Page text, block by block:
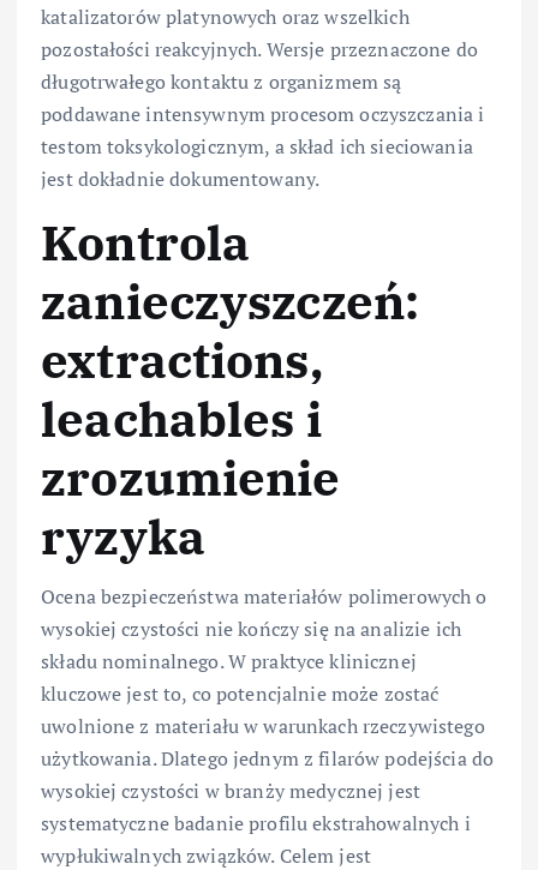
katalizatorów platynowych oraz wszelkich
pozostałości reakcyjnych. Wersje przeznaczone do
długotrwałego kontaktu z organizmem są
poddawane intensywnym procesom oczyszczania i
testom toksykologicznym, a skład ich sieciowania
jest dokładnie dokumentowany.
Kontrola
zanieczyszczeń:
extractions,
leachables i
zrozumienie
ryzyka
Ocena bezpieczeństwa materiałów polimerowych o
wysokiej czystości nie kończy się na analizie ich
składu nominalnego. W praktyce klinicznej
kluczowe jest to, co potencjalnie może zostać
uwolnione z materiału w warunkach rzeczywistego
użytkowania. Dlatego jednym z filarów podejścia do
wysokiej czystości w branży medycznej jest
systematyczne badanie profilu ekstrahowalnych i
wypłukiwalnych związków. Celem jest